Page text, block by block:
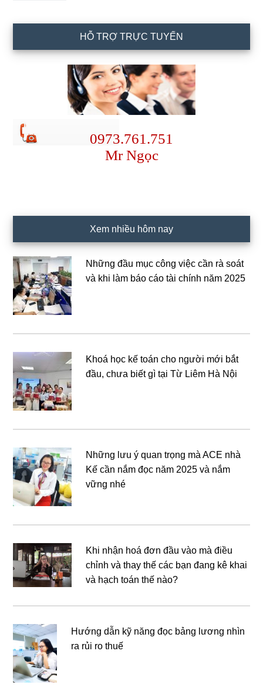
HỖ TRỢ TRỰC TUYẾN
0973.761.751
Mr Ngọc
Xem nhiều hôm nay
Những đầu mục công việc cần rà soát
và khi làm báo cáo tài chính năm 2025
Khoá học kế toán cho người mới bắt
đầu, chưa biết gì tại Từ Liêm Hà Nội
Những lưu ý quan trọng mà ACE nhà
Kế cần nắm đọc năm 2025 và nắm
vững nhé
Khi nhận hoá đơn đầu vào mà điều
chỉnh và thay thế các bạn đang kê khai
và hạch toán thế nào?
Hướng dẫn kỹ năng đọc bảng lương nhìn
ra rủi ro thuế